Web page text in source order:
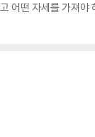
어떤 자세를 가져야